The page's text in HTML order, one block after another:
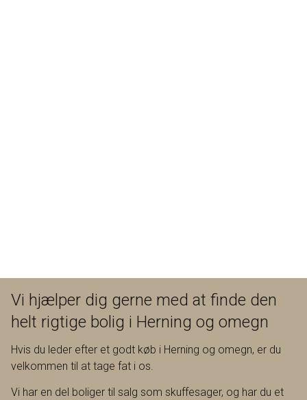
Vi hjælper dig gerne med at finde den
helt rigtige bolig i Herning og omegn
Hvis du leder efter et godt køb i Herning og omegn, er du
velkommen til at tage fat i os.
Vi har en del boliger til salg som skuffesager, og har du et